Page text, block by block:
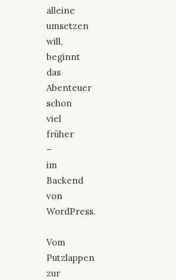
alleine
umsetzen
will,
beginnt
das
Abenteuer
schon
viel
früher
–
im
Backend
von
WordPress.
Vom
Putzlappen
zur